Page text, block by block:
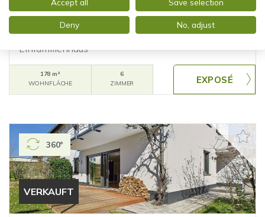
NATURNAH GEMACHT. FREISTEHENDES
EINFAMILIENHAUS IN EINMALIGER LAGE
Einfamilienhaus
178 m²
WOHNFLÄCHE
6
ZIMMER
VERKAUFT
360°
Deny No, adjust